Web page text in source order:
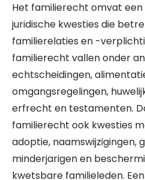
Het familierecht omvat
juridische kwesties die
familierelaties en -
familierecht vallen onder
echtscheidingen,
omgangsregelingen,
erfrecht en testamenten.
familierecht ook kwesties
adoptie, naamswijzigingen,
minderjarigen en
kwetsbare familieleden.